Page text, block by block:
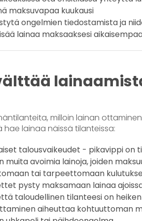
maksuvapaa kuukausi
ongelmien tiedostamista ja
lainaa maksaaksesi
milloin lainan
hae lainaa näissä tilanteissa:
talousvaikeudet - pikavippi on
muita avoimia lainoja, joiden
tai tarpeettomaan
pysty maksamaan lainaa
taloudellinen tilanteesi on
aiheuttaa kohtuuttoman